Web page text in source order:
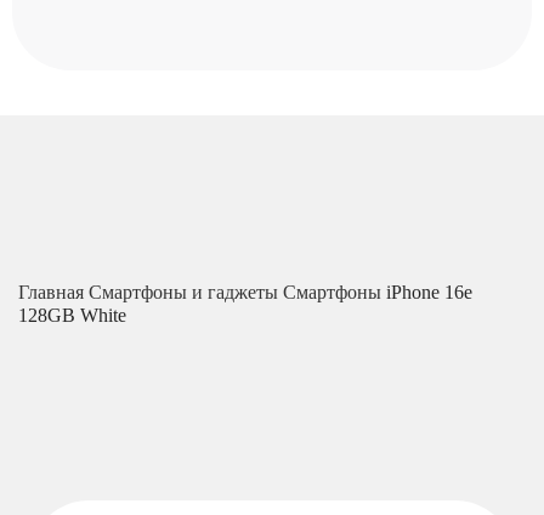
Главная Смартфоны и гаджеты Смартфоны iPhone 16e
128GB White